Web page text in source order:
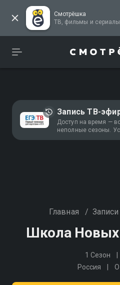
Смотрёшка
ТВ, фильмы и сериалы
Запись ТВ-
Доступ на время —
неполные сезоны.
Главная /
Школа Новых
1 Сезон
Россия